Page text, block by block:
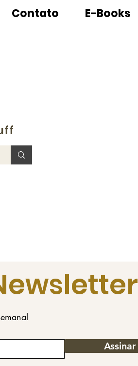
Contato E-Books
Assinar